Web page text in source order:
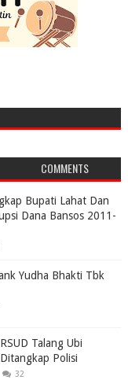
COMMENTS
Bupati Lahat Dan
Dana Bansos 2011-
Yudha Bhakti Tbk
Talang Ubi
Polisi
32